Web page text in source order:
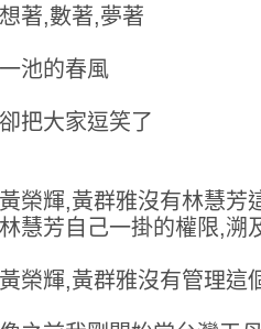
想著,數著,夢著
一池的春風
卻把大家逗笑了
黃榮輝,黃群雅沒有林慧芳
林慧芳自己一掛的權限,溯
黃榮輝,黃群雅沒有管理這